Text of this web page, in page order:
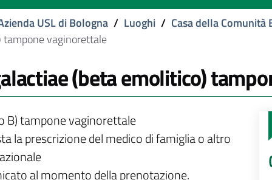
USL di Bologna / Luoghi / Casa della Comunità
tampone vaginorettale
(beta emolitico)
B) tampone vaginorettale
la prescrizione del medico di famiglia o altro
al momento della prenotazione.